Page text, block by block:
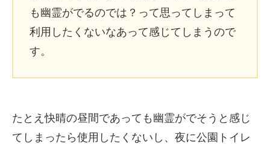
も幽霊がでるのでは？って思ってしまって
利用したくないなあって感じてしまうので
す。
たとえ快晴の昼間であっても幽霊がでそうと感じ
てしまったら使用したくないし、夜に公園トイレ